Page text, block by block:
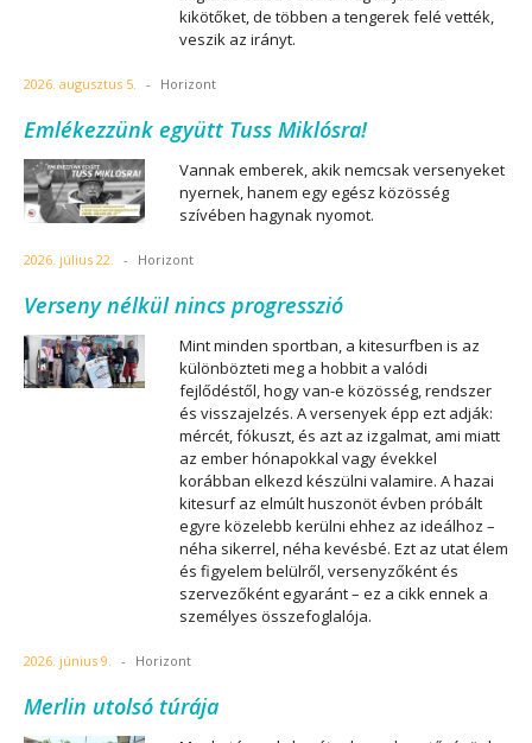
kikötőket, de többen a tengerek felé vették,
veszik az irányt.
2026. augusztus 5. - Horizont
Emlékezzünk együtt Tuss Miklósra!
Vannak emberek, akik nemcsak versenyeket
nyernek, hanem egy egész közösség
szívében hagynak nyomot.
2026. július 22. - Horizont
Verseny nélkül nincs progresszió
Mint minden sportban, a kitesurfben is az
különbözteti meg a hobbit a valódi
fejlődéstől, hogy van-e közösség, rendszer
és visszajelzés. A versenyek épp ezt adják:
mércét, fókuszt, és azt az izgalmat, ami miatt
az ember hónapokkal vagy évekkel
korábban elkezd készülni valamire. A hazai
kitesurf az elmúlt huszonöt évben próbált
egyre közelebb kerülni ehhez az ideálhoz –
néha sikerrel, néha kevésbé. Ezt az utat élem
és figyelem belülről, versenyzőként és
szervezőként egyaránt – ez a cikk ennek a
személyes összefoglalója.
2026. június 9. - Horizont
Merlin utolsó túrája